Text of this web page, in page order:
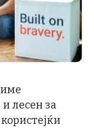
лесен за